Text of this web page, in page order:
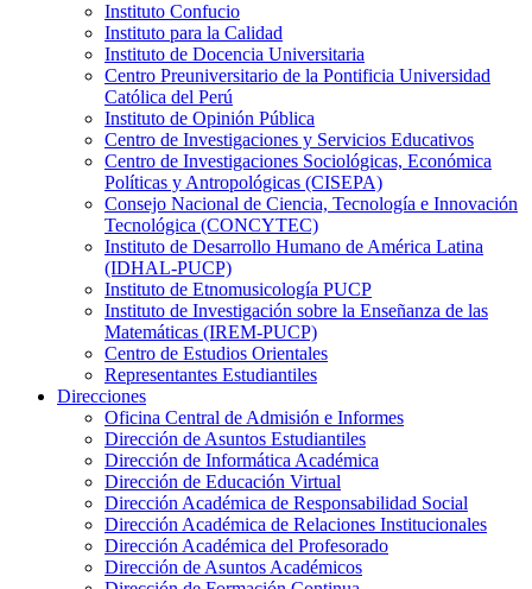
Instituto Confucio
Instituto para la Calidad
Instituto de Docencia Universitaria
Centro Preuniversitario de la Pontificia Universidad
Católica del Perú
Instituto de Opinión Pública
Centro de Investigaciones y Servicios Educativos
Centro de Investigaciones Sociológicas, Económica
Políticas y Antropológicas (CISEPA)
Consejo Nacional de Ciencia, Tecnología e Innovación
Tecnológica (CONCYTEC)
Instituto de Desarrollo Humano de América Latina
(IDHAL-PUCP)
Instituto de Etnomusicología PUCP
Instituto de Investigación sobre la Enseñanza de las
Matemáticas (IREM-PUCP)
Centro de Estudios Orientales
Representantes Estudiantiles
Direcciones
Oficina Central de Admisión e Informes
Dirección de Asuntos Estudiantiles
Dirección de Informática Académica
Dirección de Educación Virtual
Dirección Académica de Responsabilidad Social
Dirección Académica de Relaciones Institucionales
Dirección Académica del Profesorado
Dirección de Asuntos Académicos